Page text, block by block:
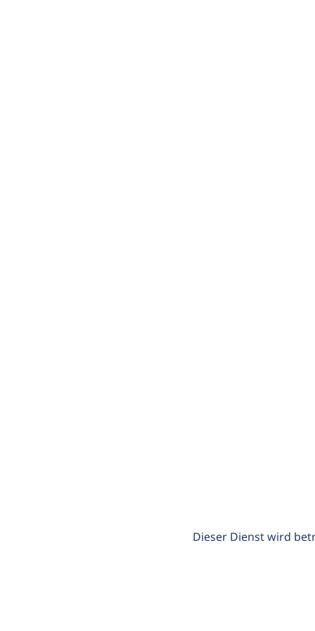
Dieser Dienst wird